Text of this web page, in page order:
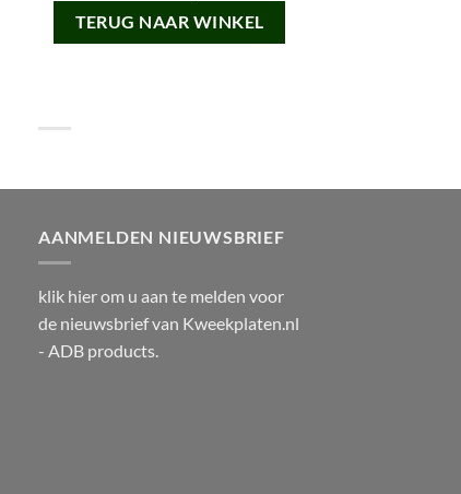
TERUG NAAR WINKEL
AANMELDEN NIEUWSBRIEF
klik hierom u aan te melden voor
de nieuwsbrief van Kweekplaten.nl
- ADB products.